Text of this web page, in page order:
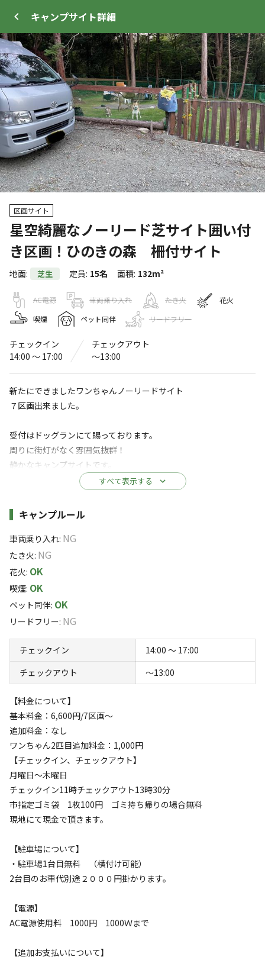
キャンプサイト詳細
区画サイト
星空綺麗なノーリード芝サイト囲い付
き区画！ひのきの森 柵付サイト
地面: 芝生 定員: 15名 面積: 132m²
AC電源 車両乗り入れ たき火
花火
喫煙
ペット同伴 リードフリー
チェックイン
14:00 〜 17:00
チェックアウト
〜13:00
新たにできましたワンちゃんノーリードサイト
７区画出来ました。
受付はドッグランにて賜っております。
周りに街灯がなく雰囲気抜群！
静かなキャンプサイトです。
※キャンピングカーサイズはお車止めれません
車2台目以降1台につき2000円かかります
またわんちゃん2頭目以降1頭につき1,000円かかります
上記の場合予約の際備考欄に記載の上
現地にて現金でお支払いお願い致します
まだまだ開発途中ですが、予約可能です。
こちらのサイトの特徴！
こちらは、ヒルズからキャンプサイトを購入された方のオーナー
サイト！
各サイトはオーナー様の個性あふれるサイト
レイアウトもオーナー様のセンスがいろいろ楽しめます！
今後デッキを作る方がいたり、ピザ窯を作られる方がいたり
と・・・
バリエーション豊富サイト！
どのサイトが当たるかはお楽しみに！
すべて表示する
施設詳細
キャンプルール
車両乗り入れ: NG
たき火: NG
花火: OK
喫煙: OK
ペット同伴: OK
リードフリー: NG
チェックイン
14:00 〜 17:00
チェックアウト
〜13:00
【料金について】
基本料金：6,600円/7区画〜
追加料金：なし
ワンちゃん2匹目追加料金：1,000円
【チェックイン、チェックアウト】
月曜日〜木曜日
チェックイン11時チェックアウト13時30分
市指定ゴミ袋 1枚100円 ゴミ持ち帰りの場合無料
現地にて現金で頂きます。
【駐車場について】
・駐車場1台目無料 （横付け可能）
2台目のお車代別途２０００円掛かります。
【電源】
AC電源使用料 1000円 1000Ｗまで
【追加お支払いについて】
+25
サイト・宿泊施設
WEB予約可能 クーポン利用可
宿泊施設
オートキャンプ琵琶湖ヒルズ
3.8（4件）
〒520-1652 滋賀県
今津町福岡1117-17
オートキャンプ琵琶湖ヒルズ
Googleマップで見る
灰捨て場
給湯設備
※詳しくは「キャンプ場情報 」をご確認ください。
ワンちゃんとリラックスのできる施設
ドッグラン併設のキャンプ場です
ワンチャンと伸び伸び自然に触れながらお過ごしいただけ
季節に応じてイベントも多数開催しております
（栗拾い、山菜採集、蛍鑑賞、流しそうめん会など）
(ドックラン)クリーンゾーン天然芝プール付き200坪イエ
ローゾーン天然芝小型犬プール付き70坪ブルーゾーン天然
芝150坪ドックラン3サイト(キャンプ場)ヒノキの森(天然
芝囲い付きノーリド8サイト)サイト内6ｍ×17ｍ駐車場付
木漏れ日の森(天然芝囲い付きノーリード4サイト)サイト
内6ｍ×17ｍ駐車場付)ヒルズの森(フリーサイト6サイト芝
ーサイト5サイト)グランピング、ワンちゃんが喜ぶログハ
ウス1棟ミニドックラン設備付・ゲストハウス1棟・グラ
ンピング4ドーム建築予定
標高
まったり
落ち着く
利用者層
特徴タグ
#携帯電波あり